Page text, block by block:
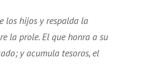
los hijos y respalda la
la prole. El que honra a su
y acumula tesoros, el